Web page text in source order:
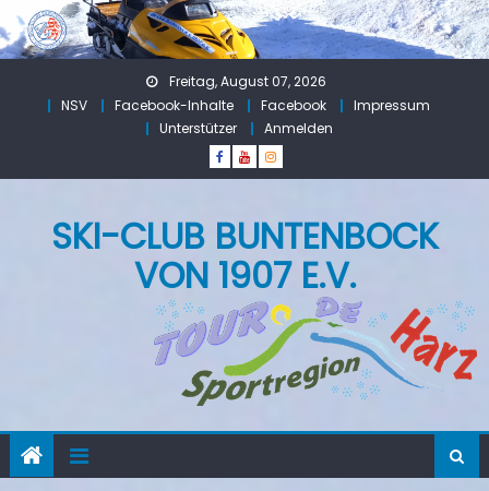
Skip
to
Freitag, August 07, 2026
NSV
Facebook-Inhalte Facebook
Impressum
Unterstützer
Anmelden
SKI-CLUB BUNTENBOCK
VON 1907 E.V.